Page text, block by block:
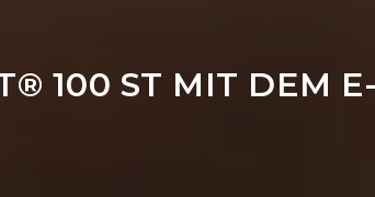
100 ST MIT DEM